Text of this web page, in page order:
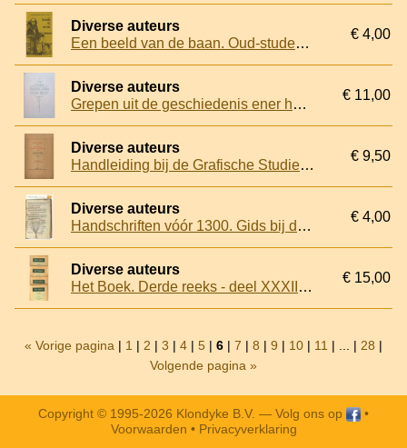
Diverse auteurs
Een beeld van de baan. Oud-studenten aan het woord
€ 4,00
Diverse auteurs
Grepen uit de geschiedenis ener honderdjarige Haarlemse drukkerij 1860 - 1960
€ 11,00
Diverse auteurs
Handleiding bij de Grafische Studie-Verzameling van de School voor de Grafische Vakken te Utrecht, Afdeeling II: De lithografie
€ 9,50
Diverse auteurs
Handschriften vóór 1300. Gids bij de Jubileumtentoonstelling ter gelegenheid van de 125-jarige openstelling van het Museum gehouden 7 oktober 1977-7 januari 1978
€ 4,00
Diverse auteurs
Het Boek. Derde reeks - deel XXXIII - 1958-1959
€ 15,00
« Vorige pagina | 1 | 2 | 3 | 4 | 5 | 6 | 7 | 8 | 9 | 10 | 11 | ... | 28 |
Volgende pagina »
Copyright © 1995-2026 Klondyke B.V. — Volg ons op
•
Voorwaarden • Privacyverklaring